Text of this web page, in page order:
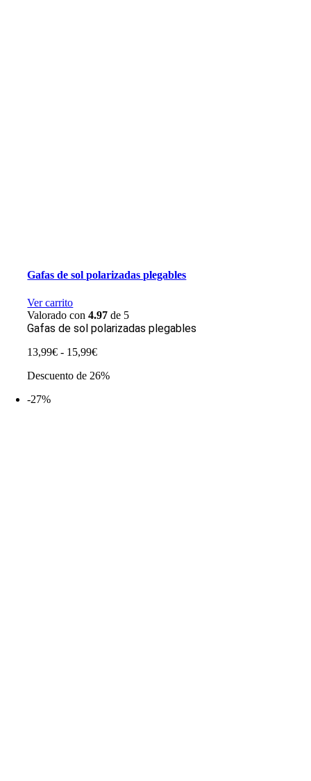
Gafas de sol polarizadas plegables
Ver carrito
Valorado con4.97 de 5
Gafas de sol polarizadas plegables
13,99€ - 15,99€Rango
precios:
Descuento de 26%
-27%